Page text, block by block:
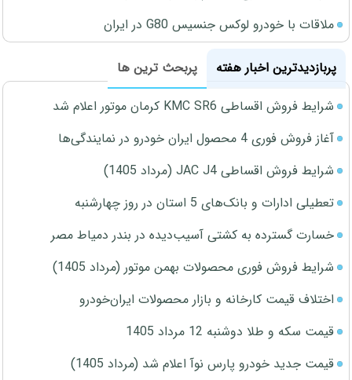
ملاقات با خودرو لوکس جنسیس G80 در ایران
پربازدیدترین اخبار هفته
پربحث ترین ها
شرایط فروش اقساطی KMC SR6 کرمان موتور اعلام شد
آغاز فروش فوری 4 محصول ایران خودرو در نمایندگی‌ها
شرایط فروش اقساطی JAC J4 (مرداد 1405)
تعطیلی ادارات و بانک‌های 5 استان در روز چهارشنبه
خسارت گسترده به کشتی آسیب‌دیده در بندر دمیاط مصر
شرایط فروش فوری محصولات بهمن موتور (مرداد 1405)
اختلاف قیمت کارخانه و بازار محصولات ایران‌خودرو
قیمت سکه و طلا دوشنبه 12 مرداد 1405
قیمت جدید خودرو پارس نوآ اعلام شد (مرداد 1405)